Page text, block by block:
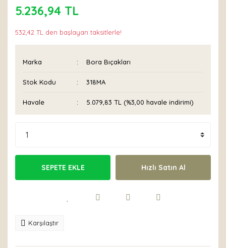
5.236,94 TL
532,42 TL den başlayan taksitlerle!
Marka Bora Bıçakları
Stok Kodu 318MA
Havale 5.079,83 TL (%3,00 havale indirimi)
SEPETE EKLE Hızlı Satın Al
Karşılaştır